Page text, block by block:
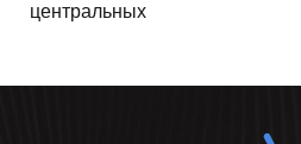
центральных